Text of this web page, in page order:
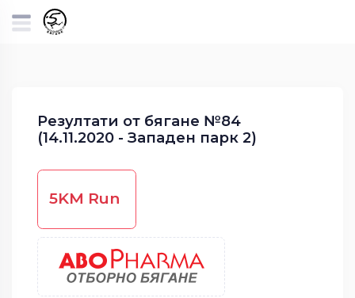
Резултати от бягане №84
(14.11.2020 - Западен парк 2)
5KM Run